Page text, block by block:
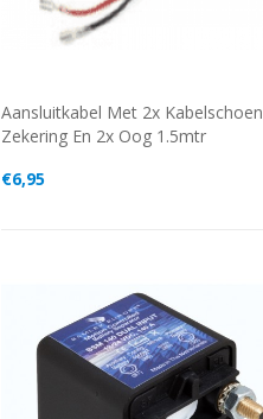
Aansluitkabel Met 2x Kabelschoen
Zekering En 2x Oog 1.5mtr
€6,95